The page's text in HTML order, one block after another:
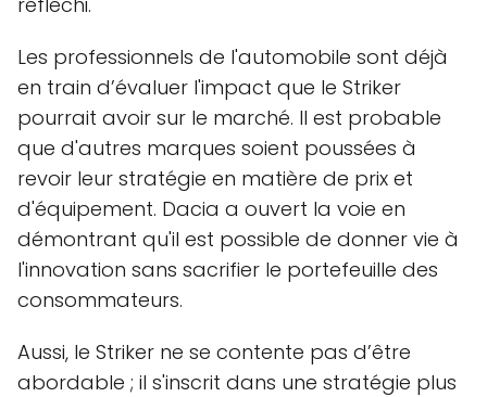
Les professionnels de l'automobile sont déjà
en train d’évaluer l'impact que le Striker
pourrait avoir sur le marché. Il est probable
que d'autres marques soient poussées à
revoir leur stratégie en matière de prix et
d'équipement. Dacia a ouvert la voie en
démontrant qu'il est possible de donner vie à
l'innovation sans sacrifier le portefeuille des
consommateurs.
Aussi, le Striker ne se contente pas d’être
abordable ; il s'inscrit dans une stratégie plus